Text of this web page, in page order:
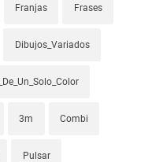
Franjas Frases
Dibujos_Variados
3m Combi
Pulsar